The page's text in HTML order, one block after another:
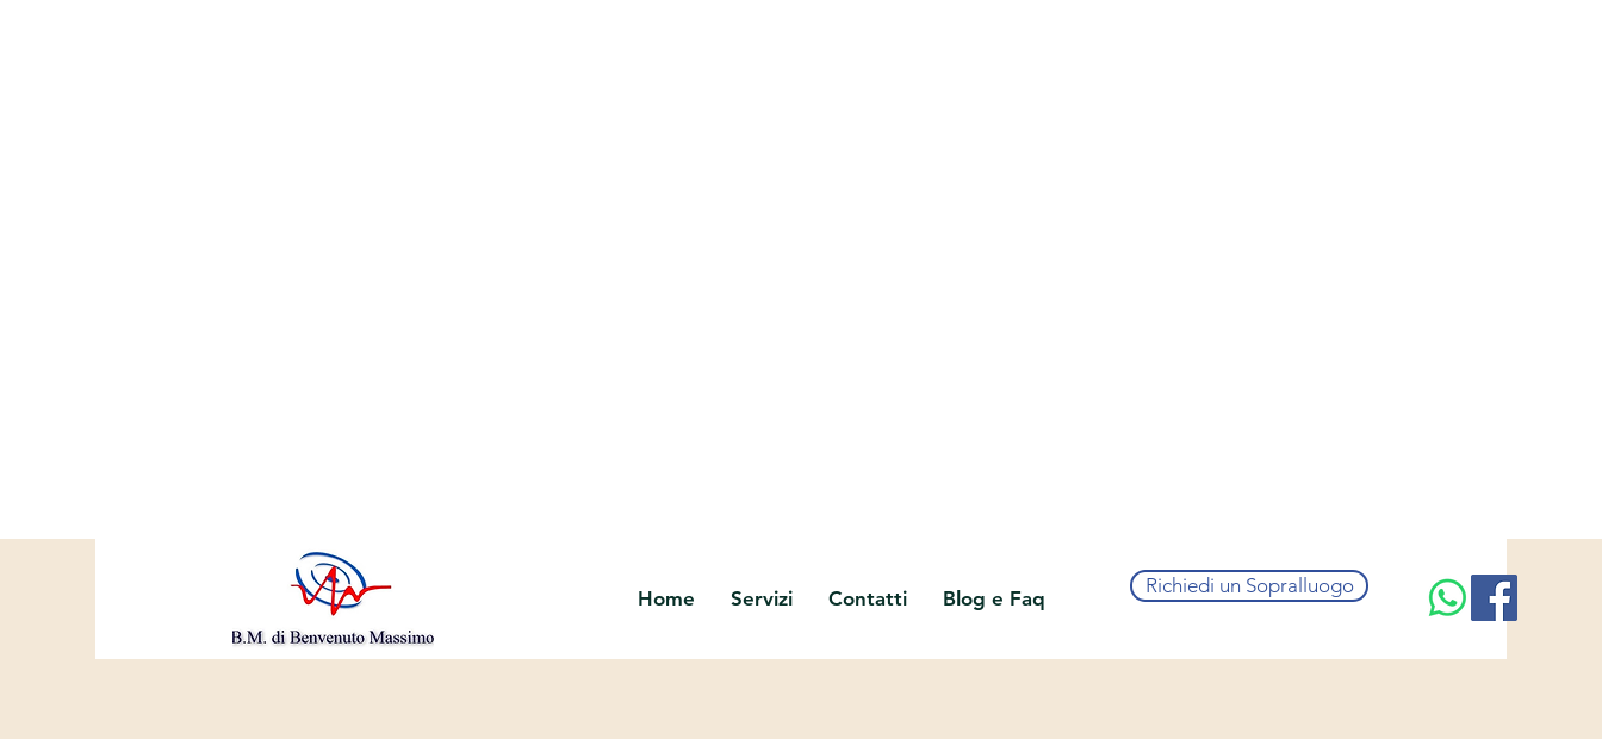
Home Servizi Contatti Blog e Faq
Richiedi un Sopralluogo